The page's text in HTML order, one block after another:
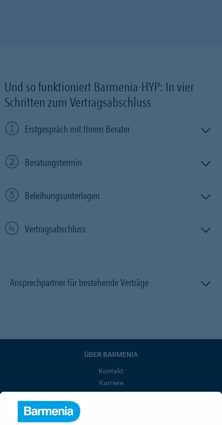
Und so funktioniert Barmenia-HYP: In vier
Schritten zum Vertragsabschluss
Erstgespräch mit Ihrem Berater
Beratungstermin
Beleihungsunterlagen
Vertragsabschluss
Ansprechpartner für bestehende Verträge
ÜBER BARMENIA
Kontakt
Karriere